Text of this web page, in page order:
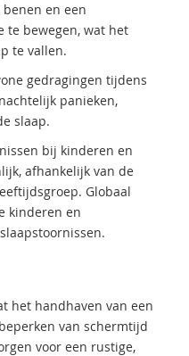
en een
te bewegen, wat het
te vallen.
gedragingen tijdens
panieken,
slaap.
bij kinderen en
afhankelijk van de
Globaal
kinderen en
het handhaven van een
van schermtijd
voor een rustige,